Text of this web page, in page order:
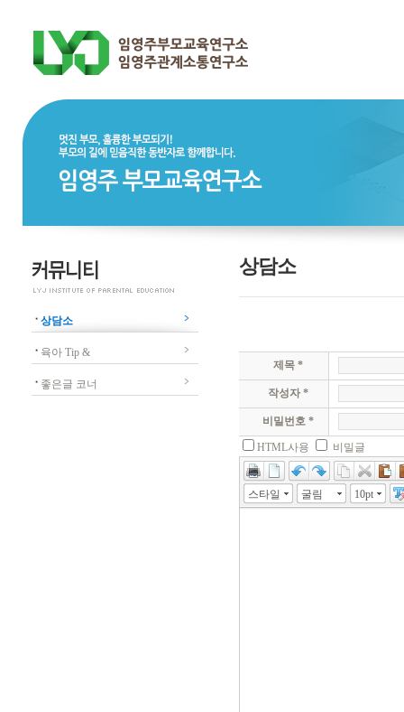
상담소
육아 Tip &
좋은글 코너
상담소
제목 *
작성자 *
비밀번호 *
HTML사용 비밀글
스타일 굴림 10pt